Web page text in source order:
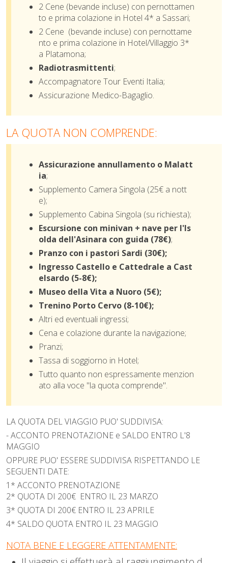
2 Cene (bevande incluse) con pernottamen
to e prima colazione in Hotel 4* a Sassari;
2 Cene (bevande incluse) con pernottame
nto e prima colazione in Hotel/Villaggio 3*
a Platamona;
Radiotrasmittenti;
Accompagnatore Tour Eventi Italia;
Assicurazione Medico-Bagaglio.
LA QUOTA NON COMPRENDE:
Assicurazione annullamento o Malatt
ia;
Supplemento Camera Singola (25€ a nott
e);
Supplemento Cabina Singola (su richiesta);
Escursione con minivan + nave per l'Is
olda dell'Asinara con guida (78€);
Pranzo con i pastori Sardi (30€);
Ingresso Castello e Cattedrale a Cast
elsardo (5-8€);
Museo della Vita a Nuoro (5€);
Trenino Porto Cervo (8-10€);
Altri ed eventuali ingressi;
Cena e colazione durante la navigazione;
Pranzi;
Tassa di soggiorno in Hotel;
Tutto quanto non espressamente menzion
ato alla voce "la quota comprende".
LA QUOTA DEL VIAGGIO PUO' SUDDIVISA:
- ACCONTO PRENOTAZIONE e SALDO ENTRO L'8
MAGGIO
OPPURE PUO' ESSERE SUDDIVISA RISPETTANDO LE
SEGUENTI DATE:
1* ACCONTO PRENOTAZIONE
2* QUOTA DI 200€ ENTRO IL 23 MARZO
3* QUOTA DI 200€ ENTRO IL 23 APRILE
4* SALDO QUOTA ENTRO IL 23 MAGGIO
NOTA BENE E LEGGERE ATTENTAMENTE: